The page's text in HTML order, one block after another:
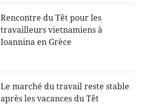
Rencontre du Têt pour les
travailleurs vietnamiens à
Ioannina en Grèce
Le marché du travail reste stable
après les vacances du Têt